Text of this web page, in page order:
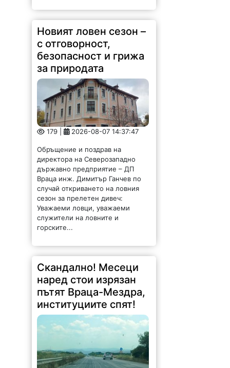
Новият ловен сезон –
с отговорност,
безопасност и грижа
за природата
179 | 2026-08-07 14:37:47
директора на Северозападно
държавно предприятие – ДП
Враца инж. Димитър Ганчев по
случай откриването на ловния
сезон за прелетен дивеч:
Уважаеми ловци, уважаеми
служители на ловните и
горските...
Скандално! Месеци
наред стои изрязан
пътят Враца-Мездра,
институциите спят!